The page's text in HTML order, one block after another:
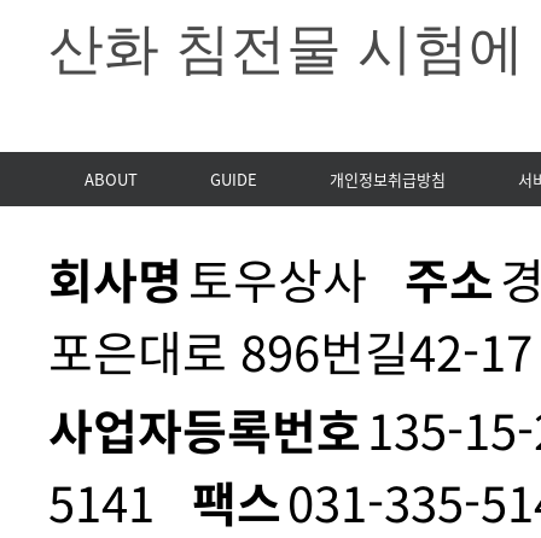
산화 침전물 시험에
ABOUT GUIDE 개인정보취급방침 서
회사명토우상사 주소
포은대로 896번길42-17
사업자등록번호135-
5141 팩스031-335-